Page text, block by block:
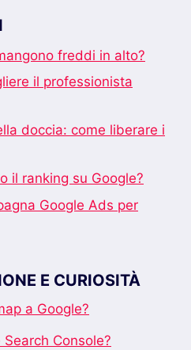
freddi in alto?
il professionista
doccia: come liberare i
il ranking su Google?
Google Ads per
E CURIOSITÀ
a Google?
Console?